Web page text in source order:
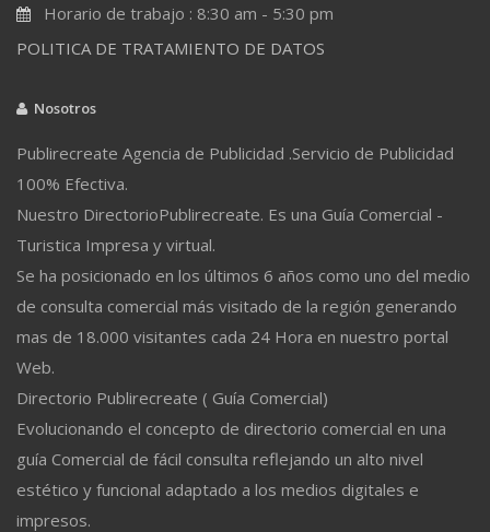
Horario de trabajo : 8:30 am - 5:30 pm
POLITICA DE TRATAMIENTO DE DATOS
Nosotros
Publirecreate Agencia de Publicidad .Servicio de Publicidad
100% Efectiva.
Nuestro DirectorioPublirecreate. Es una Guía Comercial -
Turistica Impresa y virtual.
Se ha posicionado en los últimos 6 años como uno del medio
de consulta comercial más visitado de la región generando
mas de 18.000 visitantes cada 24 Hora en nuestro portal
Web.
Directorio Publirecreate ( Guía Comercial)
Evolucionando el concepto de directorio comercial en una
guía Comercial de fácil consulta reflejando un alto nivel
estético y funcional adaptado a los medios digitales e
impresos.